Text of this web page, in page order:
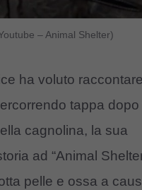
– Animal Shelter)
ha voluto
tappa dopo
cagnolina, la sua
ad “Animal
pelle e ossa a